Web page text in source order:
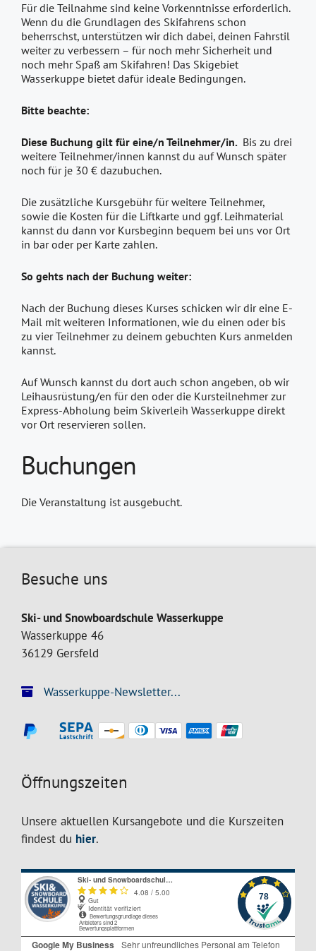
Für die Teilnahme sind keine Vorkenntnisse erforderlich.
Wenn du die Grundlagen des Skifahrens schon
beherrschst, unterstützen wir dich dabei, deinen Fahrstil
weiter zu verbessern – für noch mehr Sicherheit und
noch mehr Spaß am Skifahren! Das Skigebiet
Wasserkuppe bietet dafür ideale Bedingungen.
Bitte beachte:
Diese Buchung gilt für eine/n Teilnehmer/in. Bis zu drei
weitere Teilnehmer/innen kannst du auf Wunsch später
noch für je 30 € dazubuchen.
Die zusätzliche Kursgebühr für weitere Teilnehmer,
sowie die Kosten für die Liftkarte und ggf. Leihmaterial
kannst du dann vor Kursbeginn bequem bei uns vor Ort
in bar oder per Karte zahlen.
So gehts nach der Buchung weiter:
Nach der Buchung dieses Kurses schicken wir dir eine E-
Mail mit weiteren Informationen, wie du einen oder bis
zu vier Teilnehmer zu deinem gebuchten Kurs anmelden
kannst.
Auf Wunsch kannst du dort auch schon angeben, ob wir
Leihausrüstung/en für den oder die Kursteilnehmer zur
Express-Abholung beim Skiverleih Wasserkuppe direkt
vor Ort reservieren sollen.
Buchungen
Die Veranstaltung ist ausgebucht.
Besuche uns
Ski- und Snowboardschule Wasserkuppe
Wasserkuppe 46
36129 Gersfeld
Wasserkuppe-Newsletter...
Öffnungszeiten
Unsere aktuellen Kursangebote und die Kurszeiten
findest du hier.